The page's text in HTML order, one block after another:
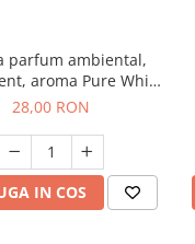
parfum ambiental,
aroma Pure White
Musc, 20 g
28,00 RON
IN COS